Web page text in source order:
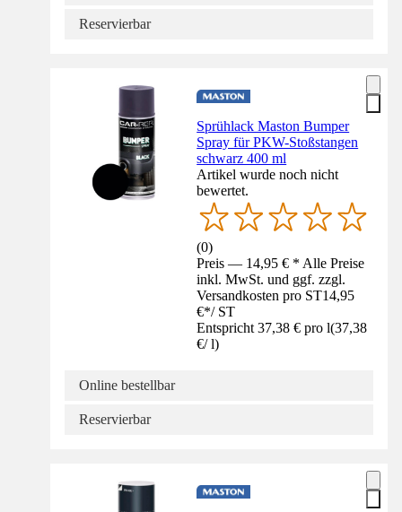
Reservierbar
Sprühlack Maston Bumper
Spray für PKW-Stoßstangen
schwarz 400 ml
Artikel wurde noch nicht
bewertet.
(0)
Preis — 14,95 € * Alle Preise
inkl. MwSt. und ggf. zzgl.
Versandkosten pro ST14,95
€*/ ST
Entspricht 37,38 € pro l(37,38
€/ l)
Online bestellbar
Reservierbar